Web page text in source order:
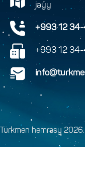
jaýy
+993 12
+993 12
Türkmen hemrasy